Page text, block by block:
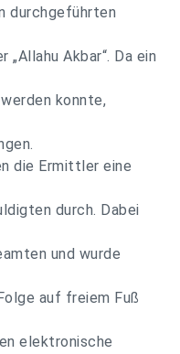
durchgeführten
Akbar“. Da ein
konnte,
die Ermittler eine
durch. Dabei
und wurde
auf freiem Fuß
elektronische